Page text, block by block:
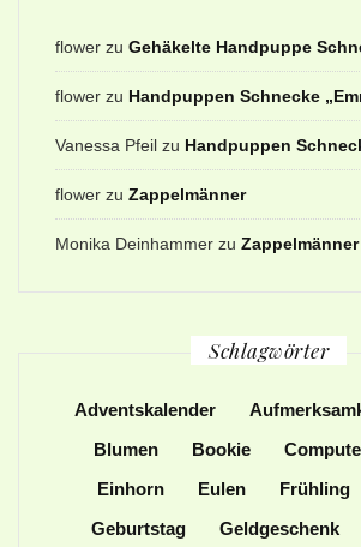
flower zu Gehäkelte Handpuppe
flower zu Handpuppen Schnecke
Vanessa Pfeil zu Handpuppen
flower zu Zappelmänner
Monika Deinhammer zu Zappelmänner
Schlagwörter
Adventskalender
Blumen
Bookie
Einhorn
Eulen Frühling
Geburtstag
Geldgeschenk